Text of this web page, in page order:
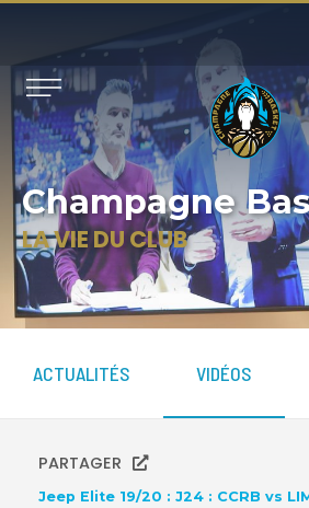
Champagne
LA VIE DU CLUB
ACTUALITÉS VIDÉOS
Jeep Elite 19/20 : J24 : CCRB vs
PARTAGER